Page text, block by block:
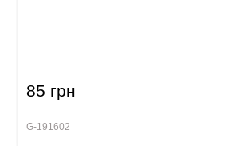
85 грн
G-191602